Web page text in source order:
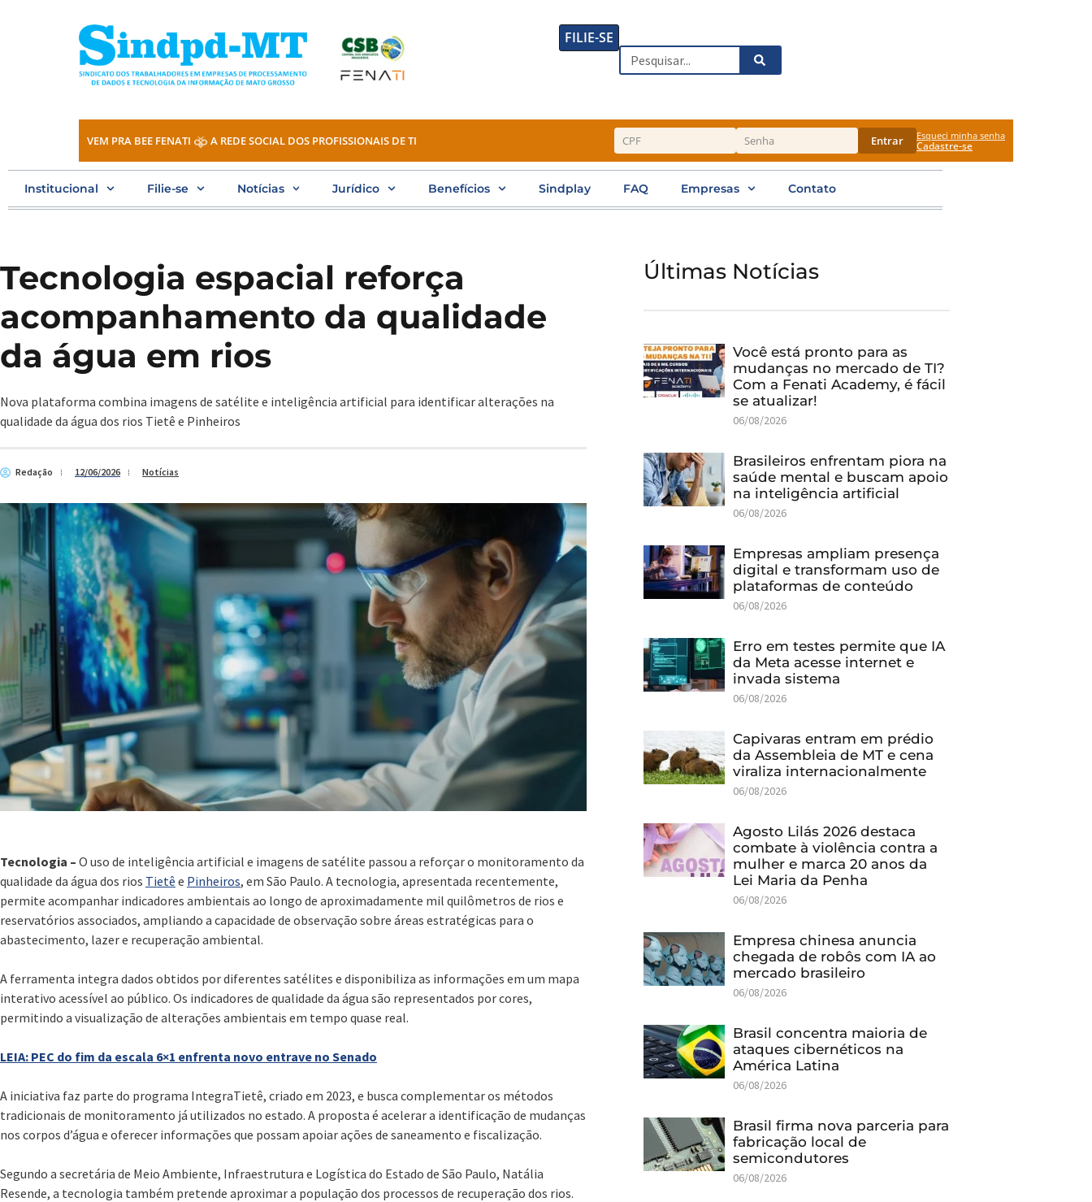
FILIE-SE
Search
VEM PRA BEE FENATI A REDE SOCIAL DOS PROFISSIONAIS DE TI Entrar Esqueci minha senha
Cadastre-se
Institucional Filie-se Notícias Jurídico Benefícios Sindplay FAQ Empresas Contato
Tecnologia espacial reforça
acompanhamento da qualidade
da água em rios
Nova plataforma combina imagens de satélite e inteligência artificial para identificar alterações na
qualidade da água dos rios Tietê e Pinheiros
Redação 12/06/2026 Notícias
Tecnologia – O uso de inteligência artificial e imagens de satélite passou a reforçar o monitoramento da
qualidade da água dos rios Tietê e Pinheiros, em São Paulo. A tecnologia, apresentada recentemente,
permite acompanhar indicadores ambientais ao longo de aproximadamente mil quilômetros de rios e
reservatórios associados, ampliando a capacidade de observação sobre áreas estratégicas para o
abastecimento, lazer e recuperação ambiental.
A ferramenta integra dados obtidos por diferentes satélites e disponibiliza as informações em um mapa
interativo acessível ao público. Os indicadores de qualidade da água são representados por cores,
permitindo a visualização de alterações ambientais em tempo quase real.
LEIA: PEC do fim da escala 6×1 enfrenta novo entrave no Senado
A iniciativa faz parte do programa IntegraTietê, criado em 2023, e busca complementar os métodos
tradicionais de monitoramento já utilizados no estado. A proposta é acelerar a identificação de mudanças
nos corpos d’água e oferecer informações que possam apoiar ações de saneamento e fiscalização.
Segundo a secretária de Meio Ambiente, Infraestrutura e Logística do Estado de São Paulo, Natália
Resende, a tecnologia também pretende aproximar a população dos processos de recuperação dos rios.
Últimas Notícias
Você está pronto para as
mudanças no mercado de TI?
Com a Fenati Academy, é fácil
se atualizar!
06/08/2026
Brasileiros enfrentam piora na
saúde mental e buscam apoio
na inteligência artificial
06/08/2026
Empresas ampliam presença
digital e transformam uso de
plataformas de conteúdo
06/08/2026
Erro em testes permite que IA
da Meta acesse internet e
invada sistema
06/08/2026
Capivaras entram em prédio
da Assembleia de MT e cena
viraliza internacionalmente
06/08/2026
Agosto Lilás 2026 destaca
combate à violência contra a
mulher e marca 20 anos da
Lei Maria da Penha
06/08/2026
Empresa chinesa anuncia
chegada de robôs com IA ao
mercado brasileiro
06/08/2026
Brasil concentra maioria de
ataques cibernéticos na
América Latina
06/08/2026
Brasil firma nova parceria para
fabricação local de
semicondutores
06/08/2026